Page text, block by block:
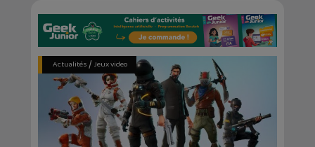
Actualités/ Jeux video